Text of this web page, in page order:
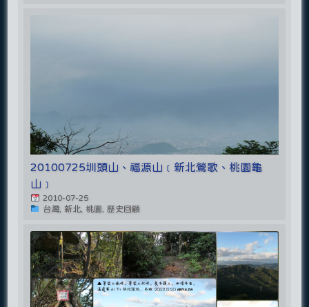
20100725圳頭山、福源山﹝新北鶯歌、桃園龜
山﹞
2010-07-25
台灣, 新北, 桃園, 歷史回顧